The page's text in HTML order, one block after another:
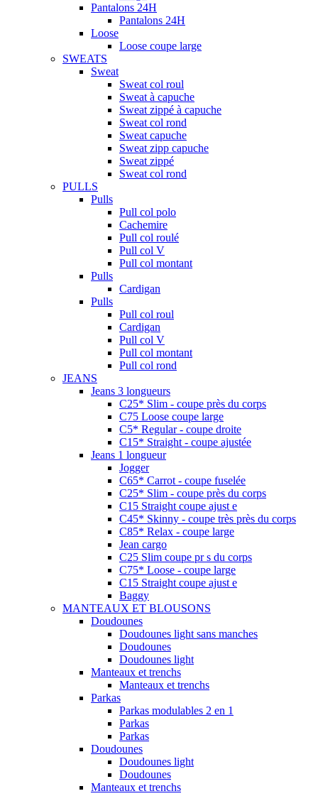
Pantalons 24H
Pantalons 24H
Loose
Loose coupe large
SWEATS
Sweat
Sweat col roul
Sweat à capuche
Sweat zippé à capuche
Sweat col rond
Sweat capuche
Sweat zipp capuche
Sweat zippé
Sweat col rond
PULLS
Pulls
Pull col polo
Cachemire
Pull col roulé
Pull col V
Pull col montant
Pulls
Cardigan
Pulls
Pull col roul
Cardigan
Pull col V
Pull col montant
Pull col rond
JEANS
Jeans 3 longueurs
C25* Slim - coupe près du corps
C75 Loose coupe large
C5* Regular - coupe droite
C15* Straight - coupe ajustée
Jeans 1 longueur
Jogger
C65* Carrot - coupe fuselée
C25* Slim - coupe près du corps
C15 Straight coupe ajust e
C45* Skinny - coupe très près du corps
C85* Relax - coupe large
Jean cargo
C25 Slim coupe pr s du corps
C75* Loose - coupe large
C15 Straight coupe ajust e
Baggy
MANTEAUX ET BLOUSONS
Doudounes
Doudounes light sans manches
Doudounes
Doudounes light
Manteaux et trenchs
Manteaux et trenchs
Parkas
Parkas modulables 2 en 1
Parkas
Parkas
Doudounes
Doudounes light
Doudounes
Manteaux et trenchs